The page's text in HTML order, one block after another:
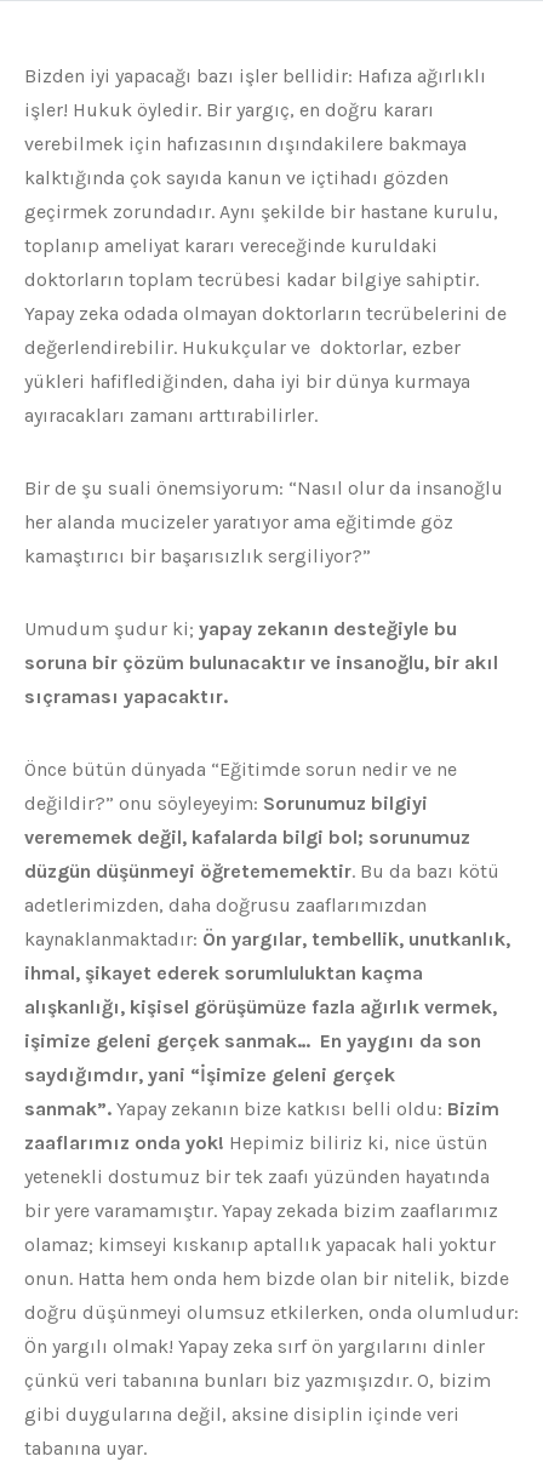
Bizden iyi yapacağı bazı işler bellidir: Hafıza ağırlıklı
işler! Hukuk öyledir. Bir yargıç, en doğru kararı
verebilmek için hafızasının dışındakilere bakmaya
kalktığında çok sayıda kanun ve içtihadı gözden
geçirmek zorundadır. Aynı şekilde bir hastane kurulu,
toplanıp ameliyat kararı vereceğinde kuruldaki
doktorların toplam tecrübesi kadar bilgiye sahiptir.
Yapay zeka odada olmayan doktorların tecrübelerini de
değerlendirebilir. Hukukçular ve doktorlar, ezber
yükleri hafiflediğinden, daha iyi bir dünya kurmaya
ayıracakları zamanı arttırabilirler.
Bir de şu suali önemsiyorum: “Nasıl olur da insanoğlu
her alanda mucizeler yaratıyor ama eğitimde göz
kamaştırıcı bir başarısızlık sergiliyor?”
Umudum şudur ki; yapay zekanın desteğiyle bu
soruna bir çözüm bulunacaktır ve insanoğlu, bir akıl
sıçraması yapacaktır.
Önce bütün dünyada “Eğitimde sorun nedir ve ne
değildir?” onu söyleyeyim: Sorunumuz bilgiyi
verememek değil, kafalarda bilgi bol; sorunumuz
düzgün düşünmeyi öğretememektir. Bu da bazı kötü
adetlerimizden, daha doğrusu zaaflarımızdan
kaynaklanmaktadır: Ön yargılar, tembellik, unutkanlık,
ihmal, şikayet ederek sorumluluktan kaçma
alışkanlığı, kişisel görüşümüze fazla ağırlık vermek,
işimize geleni gerçek sanmak… En yaygını da son
saydığımdır, yani “İşimize geleni gerçek
sanmak”. Yapay zekanın bize katkısı belli oldu: Bizim
zaaflarımız onda yok! Hepimiz biliriz ki, nice üstün
yetenekli dostumuz bir tek zaafı yüzünden hayatında
bir yere varamamıştır. Yapay zekada bizim zaaflarımız
olamaz; kimseyi kıskanıp aptallık yapacak hali yoktur
onun. Hatta hem onda hem bizde olan bir nitelik, bizde
doğru düşünmeyi olumsuz etkilerken, onda olumludur:
Ön yargılı olmak! Yapay zeka sırf ön yargılarını dinler
çünkü veri tabanına bunları biz yazmışızdır. O, bizim
gibi duygularına değil, aksine disiplin içinde veri
tabanına uyar.